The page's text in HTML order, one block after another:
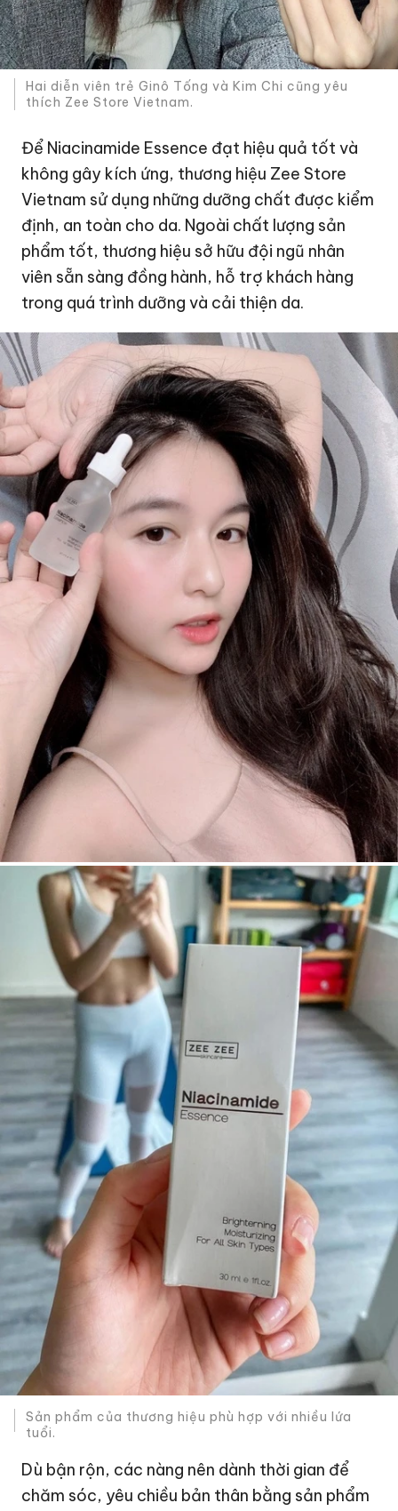
Hai diễn viên trẻ Ginô Tống và Kim Chi cũng yêu
thích Zee Store Vietnam.
Để Niacinamide Essence đạt hiệu quả tốt và
không gây kích ứng, thương hiệu Zee Store
Vietnam sử dụng những dưỡng chất được kiểm
định, an toàn cho da. Ngoài chất lượng sản
phẩm tốt, thương hiệu sở hữu đội ngũ nhân
viên sẵn sàng đồng hành, hỗ trợ khách hàng
trong quá trình dưỡng và cải thiện da.
Sản phẩm của thương hiệu phù hợp với nhiều lứa
tuổi.
Dù bận rộn, các nàng nên dành thời gian để
chăm sóc, yêu chiều bản thân bằng sản phẩm